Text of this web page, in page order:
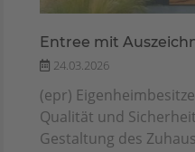
Entree mit
24.03.2026
(epr)
Qualität und
Gestaltung des